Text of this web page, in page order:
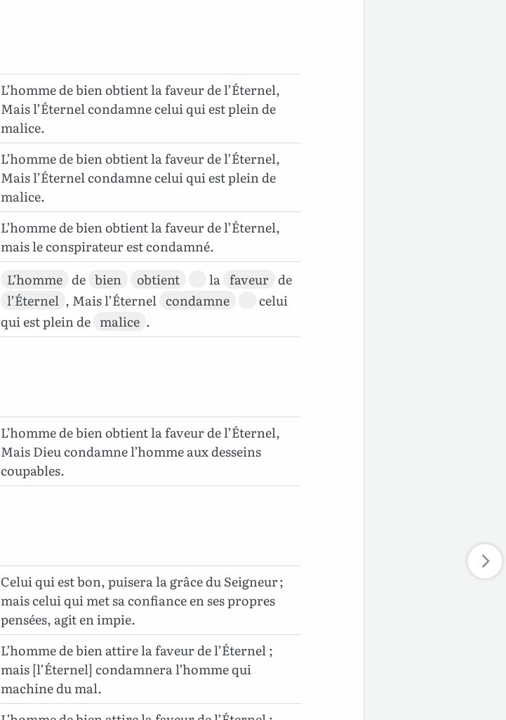
L’homme de bien obtient la faveur de l’Éternel,
Mais l’Éternel condamne celui qui est plein de
malice.
L’homme de bien obtient la faveur de l’Éternel,
Mais l’Éternel condamne celui qui est plein de
malice.
L’homme de bien obtient la faveur de l’Éternel,
mais le conspirateur est condamné.
L’homme de bien obtient la faveur de
l’Éternel , Mais l’Éternel condamne
celui
qui est plein de malice .
L’homme de bien obtient la faveur de l’Éternel,
Mais Dieu condamne l’homme aux desseins
coupables.
Celui qui est bon, puisera la grâce du Seigneur ;
mais celui qui met sa confiance en ses propres
pensées, agit en impie.
L’homme de bien attire la faveur de l’Éternel ;
mais [l’Éternel] condamnera l’homme qui
machine du mal.